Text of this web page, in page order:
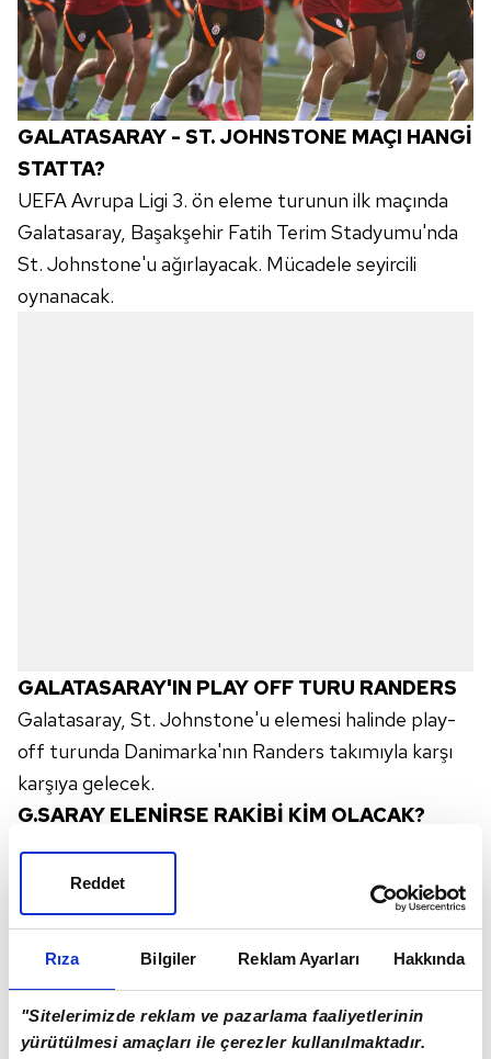
Rıza Bilgiler Reklam Ayarları Hakkında
"Sitelerimizde reklam ve pazarlama faaliyetlerinin
yürütülmesi amaçları ile çerezler kullanılmaktadır.
Reddet
GALATASARAY - ST. JOHNSTONE MAÇI HANGİ
STATTA?
UEFA Avrupa Ligi 3. ön eleme turunun ilk maçında
Galatasaray, Başakşehir Fatih Terim Stadyumu'nda
St. Johnstone'u ağırlayacak. Mücadele seyircili
oynanacak.
GALATASARAY'IN PLAY OFF TURU RANDERS
Galatasaray, St. Johnstone'u elemesi halinde play-
off turunda Danimarka'nın Randers takımıyla karşı
karşıya gelecek.
G.SARAY ELENİRSE RAKİBİ KİM OLACAK?
Galatasaray, UEFA Avrupa Ligi 3. ön eleme turunda
eşleştiği St. Johnstone'ı eleyemezse; UEFA
Konferans Ligi ön elemesi play-off turunda
GALATASARAY'IN AVRUPA KARNESİ
Galatasaray, Avrupa kupalarında bugüne kadar 290
kez mücadele etti. Söz konusu müsabakalarda sarı-